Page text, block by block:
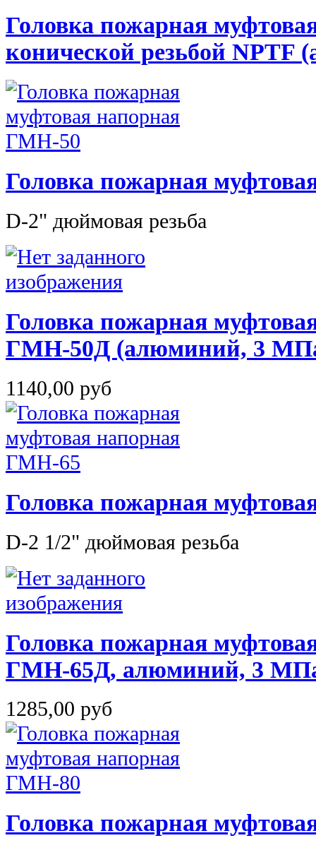
Головка пожарная
конической резьбой
Головка пожарная
D-2" дюймовая резьба
Головка пожарная
ГМН-50Д (алюминий, 3
1140,00 руб
Головка пожарная
D-2 1/2" дюймовая резьба
Головка пожарная
ГМН-65Д, алюминий, 3
1285,00 руб
Головка пожарная